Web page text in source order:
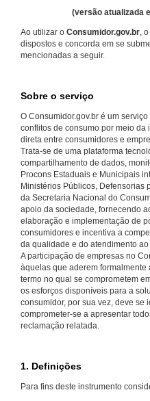
(versão atualizada
Ao utilizar o Consumidor.gov.br,
dispostos e concorda em se
mencionadas a seguir.
Sobre o serviço
O Consumidor.gov.br é um
conflitos de consumo por meio
direta entre consumidores e
Trata-se de uma plataforma
compartilhamento de dados,
Procons Estaduais e Municipais
Ministérios Públicos, Defensorias
da Secretaria Nacional do
apoio da sociedade, fornecendo
elaboração e implementação de
consumidores e incentiva a
da qualidade e do atendimento
A participação de empresas no
àquelas que aderem
termo no qual se comprometem
os esforços disponíveis para a
consumidor, por sua vez, deve se
comprometer-se a apresentar
reclamação relatada.
1. Definições
Para fins deste instrumento